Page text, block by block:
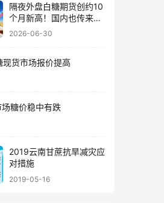
隔夜外盘白糖期货创约10
个月新高！国内也传来利
好……
2026-06-30
货市场报价提高
糖价稳中有跌
2019云南甘蔗抗旱减灾应
对措施
2019-05-16